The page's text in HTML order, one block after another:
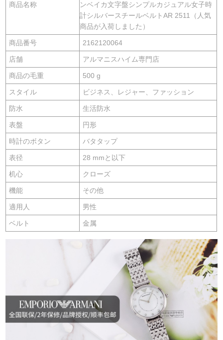
商品名称
ンベイカ文字盤シンプルカジュアル女子時
計シルバースチールベルトAR 2511（人気
商品が入荷しました）
商品番号 2162120064
店舗 アルマニスハイム専門店
商品の毛重 500 g
スタイル ビジネス、レジャー、ファッション
防水 生活防水
表盤 円形
時計のボタン バタタップ
表径 28 mmと以下
机心 クローズ
機能 その他
適用人 男性
ベルト 金属